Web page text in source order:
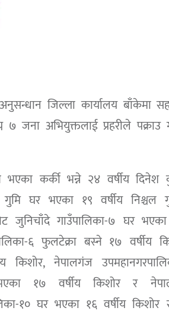
जिल्ला कार्यालय बाँकेमा
७ जना अभियुक्तलाई प्रहरीले पक्राउ
भएका कर्की भन्ने २४ वर्षीय दिनेश
गुमि घर भएका १९ वर्षीय निश्चल
जुनिचाँदे गाउँपालिका-७ घर
६ फुलटेक्रा बस्ने १७ वर्षीय
किशोर, नेपालगंज
१७ वर्षीय किशोर र
१० घर भएका १६ वर्षीय किशोर